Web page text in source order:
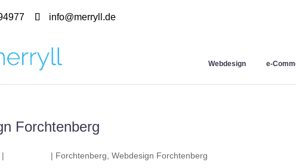
info@merryll.de
Webdesign e-
Forchtenberg
| | Forchtenberg ,Webdesign Forchtenberg